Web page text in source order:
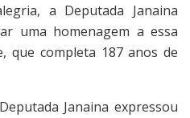
a Deputada Janaina
uma homenagem a essa
que completa 187 anos de
Janaina expressou